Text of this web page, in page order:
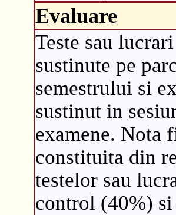
Evaluare
Teste sau
sustinute pe
semestrului si
sustinut in
examene. Nota
constituita din
testelor sau
control (40%)